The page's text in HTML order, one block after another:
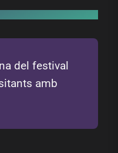
del festival
amb